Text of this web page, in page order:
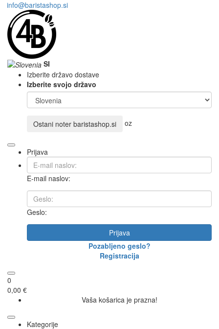
info@baristashop.si
SI
Izberite državo dostave
Izberite svojo državo
Ostani noter baristashop.si oz
Prijava
E-mail naslov:
Geslo:
Prijava
Pozabljeno geslo?
Registracija
0
0,00 €
Vaša košarica je prazna!
Kategorije